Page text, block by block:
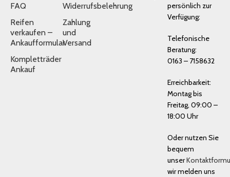
FAQ
Reifen
verkaufen –
Ankaufformular
Kompletträder
Ankauf
Widerrufsbelehrung
Zahlung
und
Versand
persönlich zur
Verfügung:
Telefonische
Beratung:
0163 – 7158632
Erreichbarkeit:
Montag bis
Freitag, 09:00 –
18:00 Uhr
Oder nutzen Sie
bequem
unser
wir melden uns